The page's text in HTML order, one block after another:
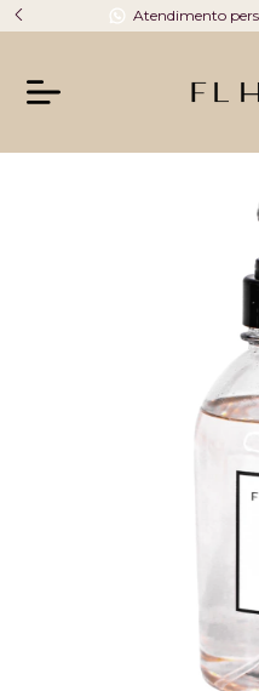
Atendimento